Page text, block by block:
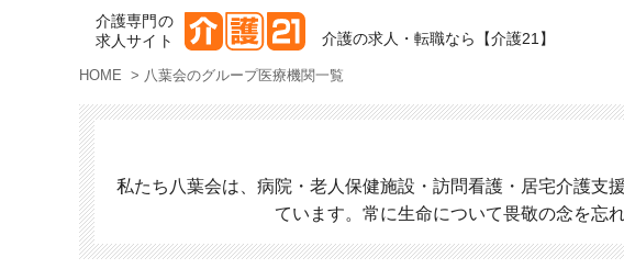
介護専門の
求人サイト
介護の求人・転職なら【介護21】
HOME > 八葉会のグループ医療機関一覧
私たち八葉会は、病院・老人保健施設・訪問看護・居宅介護支
ています。常に生命について畏敬の念を忘